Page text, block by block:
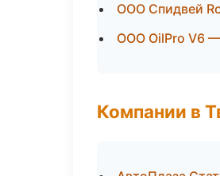
ООО Спидвей
ООО OilPro V6
Компании в